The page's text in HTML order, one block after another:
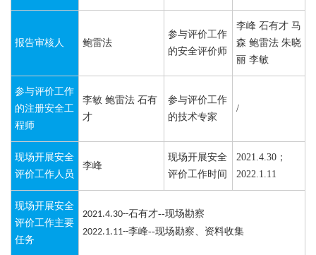
报告审核人 鲍雷法
参与评价工作
的安全评价师
李峰 石有才 马
森 鲍雷法 朱晓
丽 李敏
参与评价工作
的注册安全工
程师
李敏 鲍雷法 石有
才
参与评价工作
的技术专家
/
现场开展安全
评价工作人员
李峰
现场开展安全
评价工作时间
2021.4.30；
2022.1.11
现场开展安全
评价工作主要
任务
2021.4.30--石有才--现场勘察
2022.1.11--李峰--现场勘察、资料收集